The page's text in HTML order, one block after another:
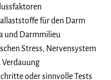
für den Darm
und Darmmilieu
Stress, Nervensystem
Verdauung
oder sinnvolle Tests